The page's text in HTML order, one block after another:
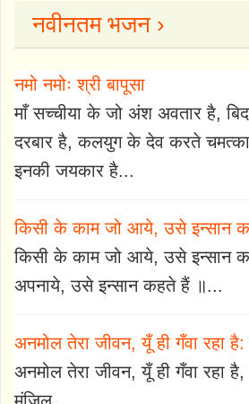
नवीनतम भजन ›
नमो नमोः श्री बापूसा
माँ सच्चीया के जो अंश अवतार है,
दरबार है, कलयुग के देव करते
इनकी जयकार है...
किसी के काम जो आये, उसे इन्सान
किसी के काम जो आये, उसे इन्सान
अपनाये, उसे इन्सान कहते हैं ॥...
अनमोल तेरा जीवन, यूँ ही गँवा रहा
अनमोल तेरा जीवन, यूँ ही गँवा रहा